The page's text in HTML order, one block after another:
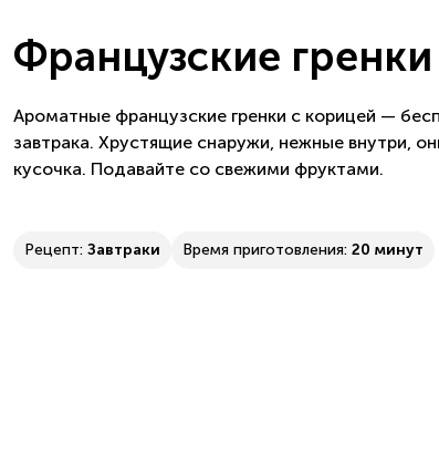
Французские гренки
Ароматные французские гренки с корицей —
завтрака. Хрустящие снаружи, нежные внутри,
кусочка. Подавайте со свежими фруктами.
Рецепт: Завтраки Время приготовления: 20 минут